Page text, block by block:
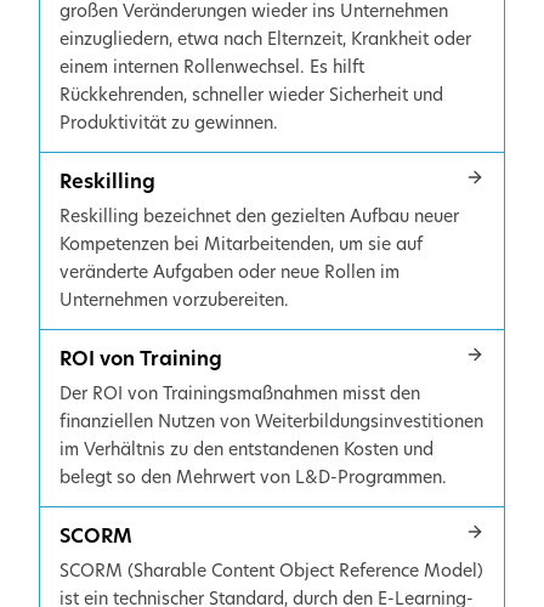
großen Veränderungen wieder ins Unternehmen
einzugliedern, etwa nach Elternzeit, Krankheit oder
einem internen Rollenwechsel. Es hilft
Rückkehrenden, schneller wieder Sicherheit und
Produktivität zu gewinnen.
Reskilling
Reskilling bezeichnet den gezielten Aufbau neuer
Kompetenzen bei Mitarbeitenden, um sie auf
veränderte Aufgaben oder neue Rollen im
Unternehmen vorzubereiten.
ROI von Training
Der ROI von Trainingsmaßnahmen misst den
finanziellen Nutzen von Weiterbildungsinvestitionen
im Verhältnis zu den entstandenen Kosten und
belegt so den Mehrwert von L&D-Programmen.
SCORM
SCORM (Sharable Content Object Reference Model)
ist ein technischer Standard, durch den E-Learning-